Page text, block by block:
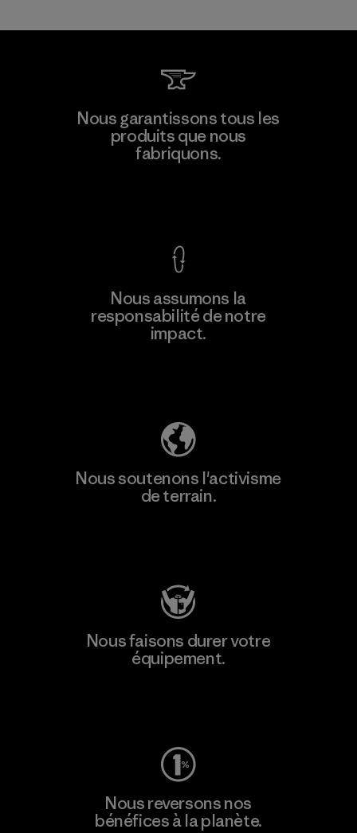
Nous garantissons tous les
produits que nous
fabriquons.
Nous assumons la
responsabilité de notre
impact.
Nous soutenons l'activisme
de terrain.
Nous faisons durer votre
équipement.
Nous reversons nos
bénéfices à la planète.